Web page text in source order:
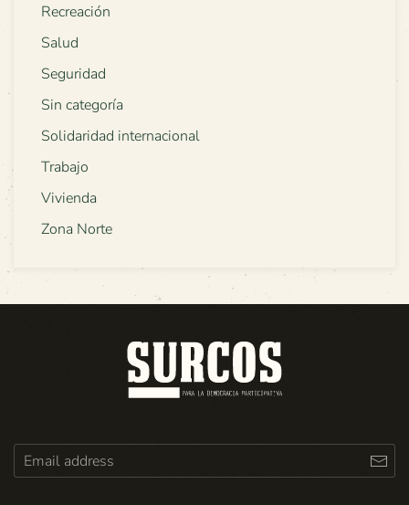
Recreación
Salud
Seguridad
Sin categoría
Solidaridad internacional
Trabajo
Vivienda
Zona Norte